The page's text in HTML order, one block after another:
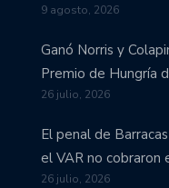
9 agosto, 2026
Ganó Norris y
Premio de Hungría
26 julio, 2026
El penal de
el VAR no cobraron
26 julio, 2026